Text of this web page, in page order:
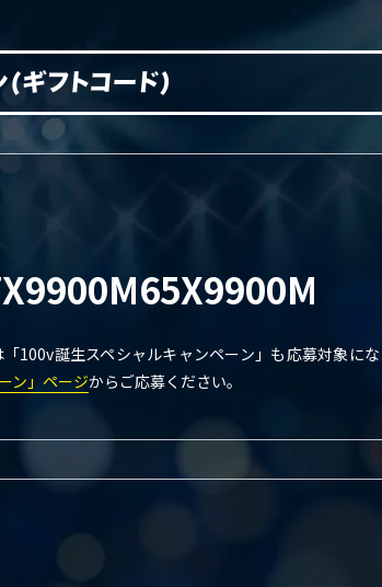
65X9900M
100v誕生スペシャルキャンペーン」も応募対象に
ン」ページからご応募ください。